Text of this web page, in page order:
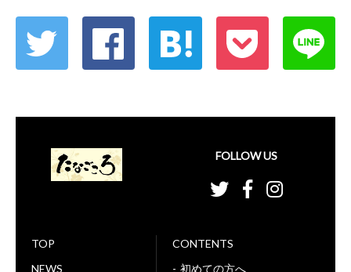
FOLLOW US
TOP
NEWS
CONTENTS
初めての方へ